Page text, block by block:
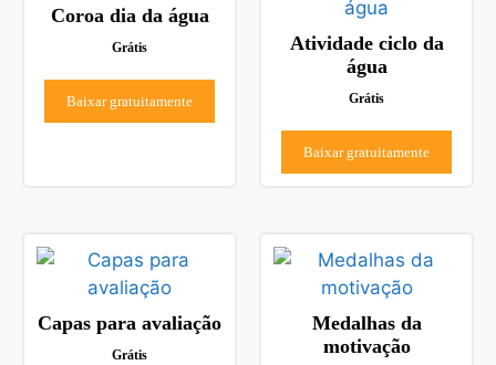
Coroa dia da água
Grátis
Baixar gratuitamente
Atividade ciclo da
água
Grátis
Baixar gratuitamente
Capas para avaliação
Grátis
Medalhas da
motivação